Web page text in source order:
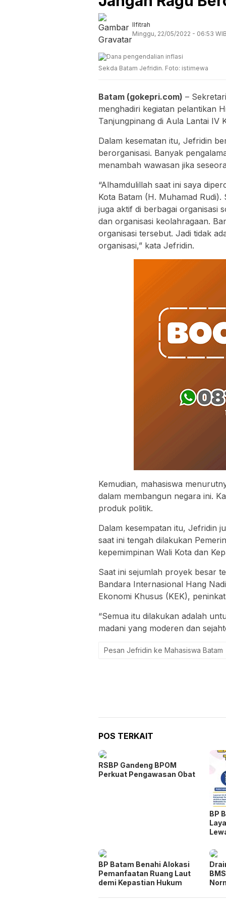
Ilfitrah
Minggu, 22/05/2022 - 06:53
Sekda Batam Jefridin. Foto: istimewa
Batam (gokepri.com) –
menghadiri kegiatan pelantikan
Tanjungpinang di Aula Lantai IV
Dalam kesematan itu, Jefridin
berorganisasi. Banyak
menambah wawasan jika
“Alhamdulillah saat ini saya
Kota Batam (H. Muhamad Rudi).
juga aktif di berbagai organisasi
dan organisasi keolahragaan.
organisasi tersebut. Jadi tidak
organisasi,” kata Jefridin.
Kemudian, mahasiswa
dalam membangun negara ini.
produk politik.
Dalam kesempatan itu, Jefridin
saat ini tengah dilakukan
kepemimpinan Wali Kota dan
Saat ini sejumlah proyek besar
Bandara Internasional Hang
Ekonomi Khusus (KEK),
“Semua itu dilakukan adalah
madani yang moderen dan
Pesan Jefridin ke Mahasiswa Batam
POS TERKAIT
RSBP Gandeng BPOM
Perkuat Pengawasan Obat
BP
BP Batam Benahi Alokasi
Pemanfaatan Ruang Laut
demi Kepastian Hukum